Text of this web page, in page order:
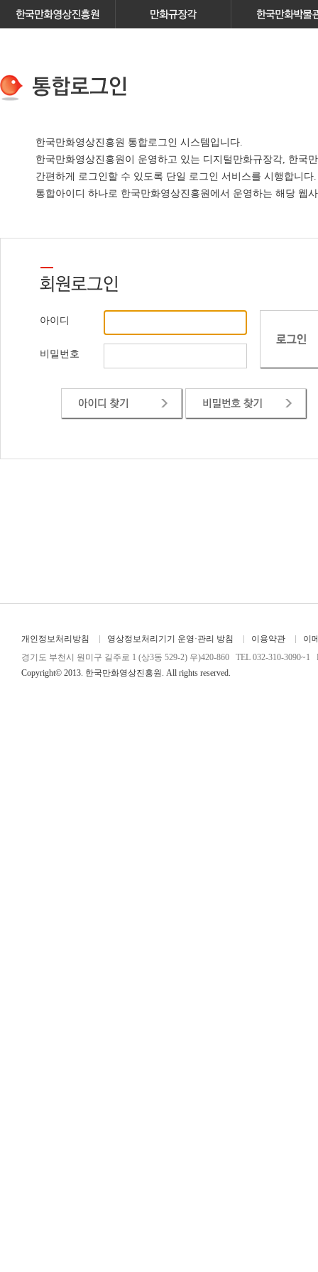
한국만화영상진흥원 통합로그인 시스템입니다.
한국만화영상진흥원이 운영하고 있는 디지털만화규장각, 한국
간편하게 로그인할 수 있도록 단일 로그인 서비스를 시행합니다.
통합아이디 하나로 한국만화영상진흥원에서 운영하는 해당 웹
아이디
비밀번호
개인정보처리방침 영상정보처리기기 운영·관리 방침 이용약관
이
경기도 부천시 원미구 길주로 1 (상3동 529-2) 우)420-860 TEL 032-310-3090~1
Copyright© 2013. 한국만화영상진흥원. All rights reserved.